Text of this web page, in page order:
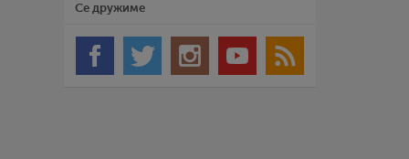
Се дружиме